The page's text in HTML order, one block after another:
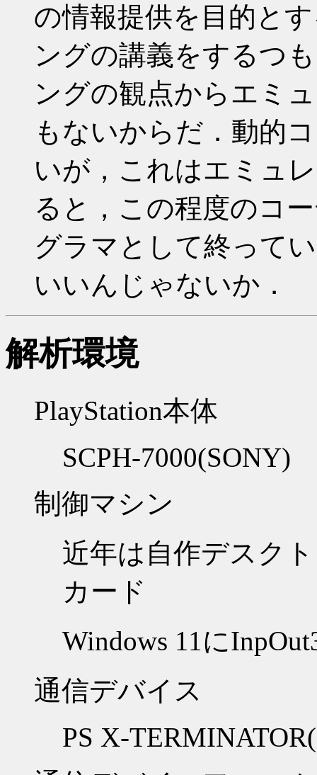
の情報提供を目的と
ングの講義をするつ
ングの観点からエミ
もないからだ．動的
いが，これはエミュ
ると，この程度のコ
グラマとして終って
いいんじゃないか．
解析環境
PlayStation本体
SCPH-7000(SONY)
制御マシン
近年は自作デスク
カード
Windows 11に
通信デバイス
PS X-